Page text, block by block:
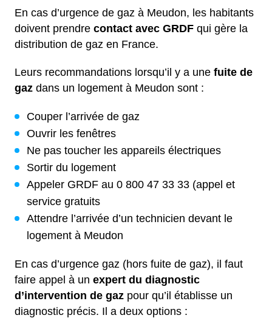
En cas d’urgence de gaz à Meudon, les habitants
doivent prendre contact avec GRDF qui gère la
distribution de gaz en France.
Leurs recommandations lorsqu’il y a une fuite de
gaz dans un logement à Meudon sont :
Couper l’arrivée de gaz
Ouvrir les fenêtres
Ne pas toucher les appareils électriques
Sortir du logement
Appeler GRDF au 0 800 47 33 33 (appel et
service gratuits
Attendre l’arrivée d’un technicien devant le
logement à Meudon
En cas d’urgence gaz (hors fuite de gaz), il faut
faire appel à un expert du diagnostic
d’intervention de gaz pour qu’il établisse un
diagnostic précis. Il a deux options :